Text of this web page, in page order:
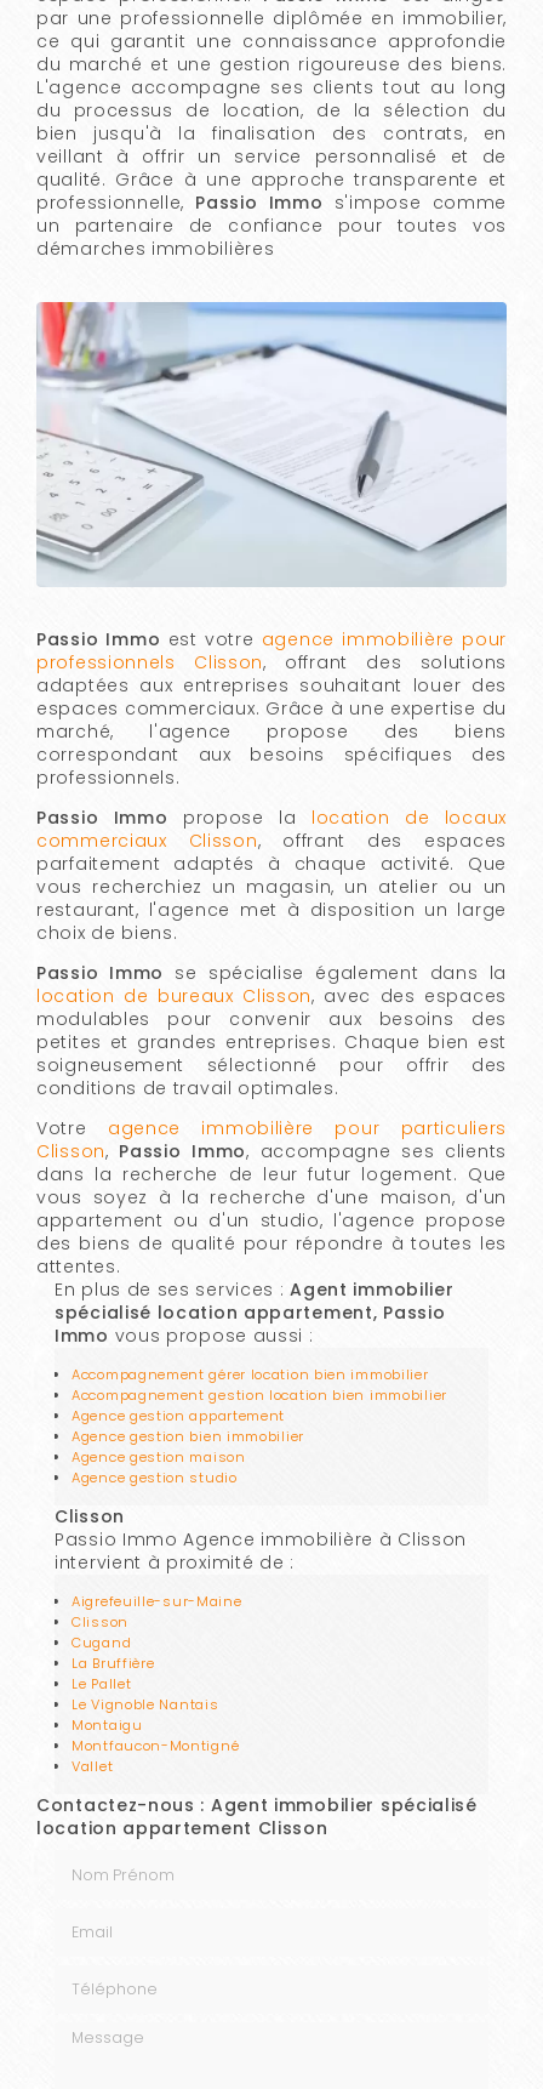
par une professionnelle diplômée en immobilier,
ce qui garantit une connaissance approfondie
du marché et une gestion rigoureuse des biens.
L'agence accompagne ses clients tout au long
du processus de location, de la sélection du
bien jusqu'à la finalisation des contrats, en
veillant à offrir un service personnalisé et de
qualité. Grâce à une approche transparente et
professionnelle, Passio Immo s'impose comme
un partenaire de confiance pour toutes vos
démarches immobilières
Passio Immo est votre agence immobilière pour
professionnels Clisson, offrant des solutions
adaptées aux entreprises souhaitant louer des
espaces commerciaux. Grâce à une expertise du
marché, l'agence propose des biens
correspondant aux besoins spécifiques des
professionnels.
Passio Immo propose la location de locaux
commerciaux Clisson, offrant des espaces
parfaitement adaptés à chaque activité. Que
vous recherchiez un magasin, un atelier ou un
restaurant, l'agence met à disposition un large
choix de biens.
Passio Immo se spécialise également dans la
location de bureaux Clisson, avec des espaces
modulables pour convenir aux besoins des
petites et grandes entreprises. Chaque bien est
soigneusement sélectionné pour offrir des
conditions de travail optimales.
Votre agence immobilière pour particuliers
Clisson, Passio Immo, accompagne ses clients
dans la recherche de leur futur logement. Que
vous soyez à la recherche d'une maison, d'un
appartement ou d'un studio, l'agence propose
des biens de qualité pour répondre à toutes les
attentes.
En plus de ses services :Agent immobilier
spécialisé location appartement, Passio
Immo vous propose aussi :
Accompagnement gérer location bien immobilier
Accompagnement gestion location bien immobilier
Agence gestion appartement
Agence gestion bien immobilier
Agence gestion maison
Agence gestion studio
Clisson
Passio Immo Agence immobilière à Clisson
intervient à proximité de :
Aigrefeuille-sur-Maine
Clisson
Cugand
La Bruffière
Le Pallet
Le Vignoble Nantais
Montaigu
Montfaucon-Montigné
Vallet
Contactez-nous : Agent immobilier spécialisé
location appartement Clisson
Message